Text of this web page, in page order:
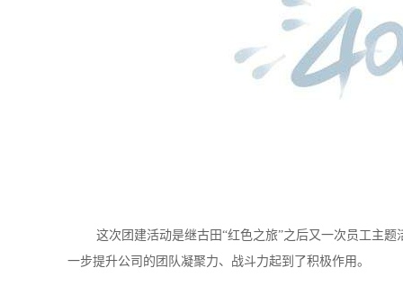
这次团建活动是继古田“红色之旅”之后又一次员工主
一步提升公司的团队凝聚力、战斗力起到了积极作用。